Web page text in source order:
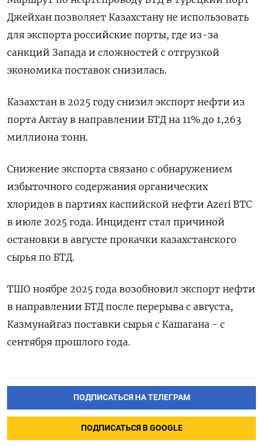
Джейхан позволяет Казахстану ‌не использовать
для экспорта российские порты, где из-за ​
санкций Запада и сложностей с отгрузкой
экономика поставок снизилась.
Казахстан в 2025 году снизил экспорт нефти из
порта Актау в направлении БТД на 11% до 1,263
миллиона тонн.
Снижение экспорта связано с обнаружением
избыточного содержания органических
хлоридов ​в партиях ⁠каспийской нефти Azeri BTC
в июле 2025 года. Инцидент стал причиной
остановки ‌в августе прокачки казахстанского
сырья по БТД.
ТШО ноябре ‌2025 года возобновил экспорт нефти
в направлении БТД после ​перерыва с августа,
Казмунайгаз поставки сырья ‌с Кашагана - с
сентября прошлого года.
ПОДПИСАТЬСЯ НА ТЕЛЕГРАМ
ПОДПИСАТЬСЯ В GOOGLE